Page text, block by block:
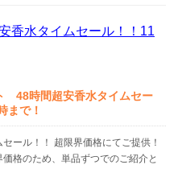
48時間超安香水タイムセー
まで！
ール！！ 超限界価格にてご提供！
格のため、単品ずつでのご紹介と